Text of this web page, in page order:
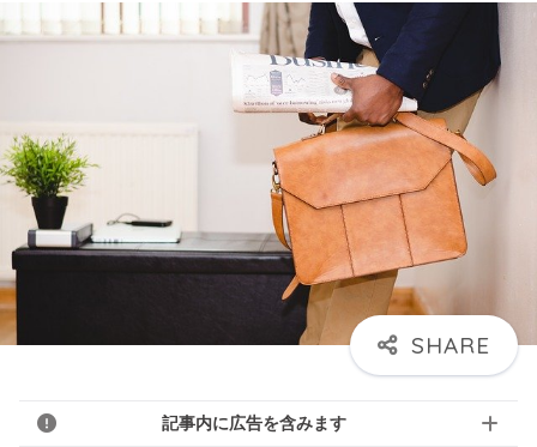
記事内に広告を含みます